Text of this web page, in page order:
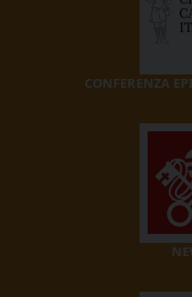
CONFERENZA